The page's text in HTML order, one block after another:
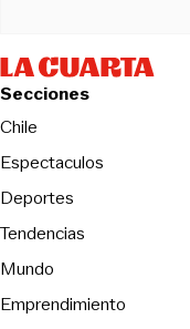
Secciones
Chile
Espectaculos
Deportes
Tendencias
Mundo
Emprendimiento